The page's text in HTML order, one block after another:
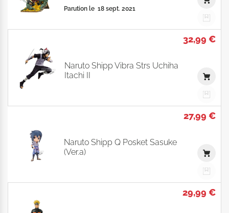
Parution le 18 sept. 2021
32,99 €
Naruto Shipp Vibra Strs Uchiha
Itachi II
27,99 €
Naruto Shipp Q Posket Sasuke
(Ver.a)
29,99 €